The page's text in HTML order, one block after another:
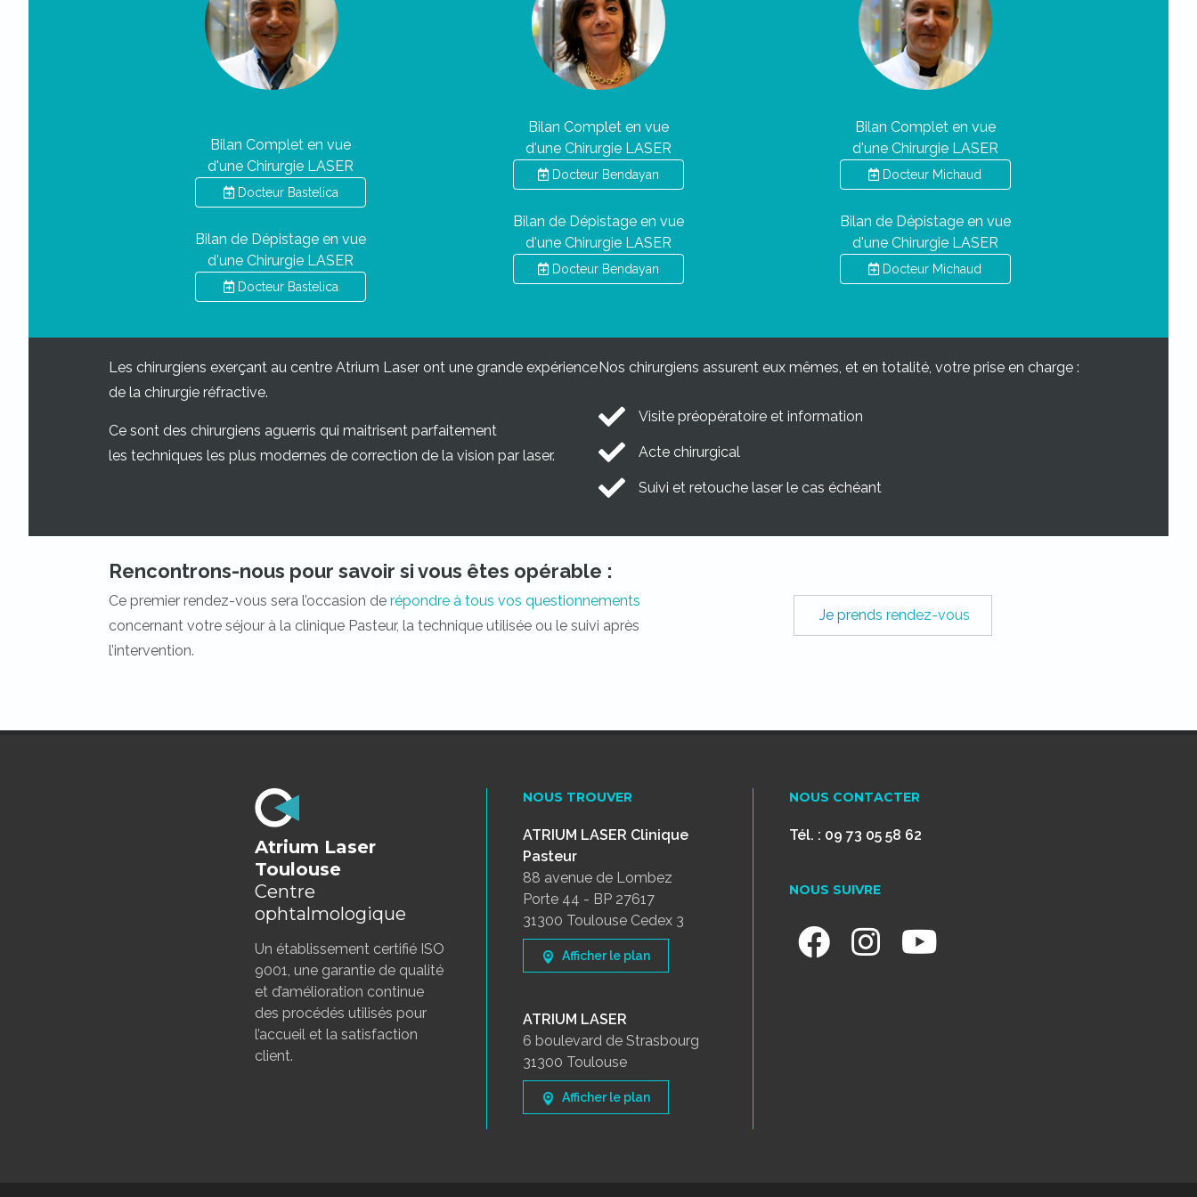
Bilan Complet en vue
d'une Chirurgie LASER
Docteur Bastelica
Bilan de Dépistage en vue
d'une Chirurgie LASER
Docteur Bastelica
Bilan Complet en vue
d'une Chirurgie LASER
Docteur Bendayan
Bilan de Dépistage en vue
d'une Chirurgie LASER
Docteur Bendayan
Bilan Complet en vue
d'une Chirurgie LASER
Docteur Michaud
Bilan de Dépistage en vue
d'une Chirurgie LASER
Docteur Michaud
Les chirurgiens exerçant au centre Atrium Laser ont une grande expérience
de la chirurgie réfractive.
Ce sont des chirurgiens aguerris qui maitrisent parfaitement
les techniques les plus modernes de correction de la vision par laser.
Nos chirurgiens assurent eux mêmes, et en totalité, votre prise en charge :
Visite préopératoire et information
Acte chirurgical
Suivi et retouche laser le cas échéant
Rencontrons-nous pour savoir si vous êtes opérable :
Ce premier rendez-vous sera l’occasion de répondre à tous vos questionnements
concernant votre séjour à la clinique Pasteur, la technique utilisée ou le suivi après
l’intervention.
Je prends rendez-vous
Atrium Laser
Toulouse
Centre
ophtalmologique
Un établissement certifié ISO
9001, une garantie de qualité
et d’amélioration continue
des procédés utilisés pour
l’accueil et la satisfaction
client.
NOUS TROUVER
ATRIUM LASER Clinique
Pasteur
88 avenue de Lombez
Porte 44 - BP 27617
31300 Toulouse Cedex 3
Afficher le plan
ATRIUM LASER
6 boulevard de Strasbourg
31300 Toulouse
Afficher le plan
NOUS CONTACTER
Tél. : 09 73 05 58 62
NOUS SUIVRE